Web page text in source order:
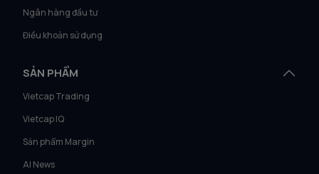
Ngân hàng đầu tư
Điều khoản sử dụng
SẢN PHẨM
Vietcap Trading
Vietcap IQ
Sản phẩm Margin
AI News